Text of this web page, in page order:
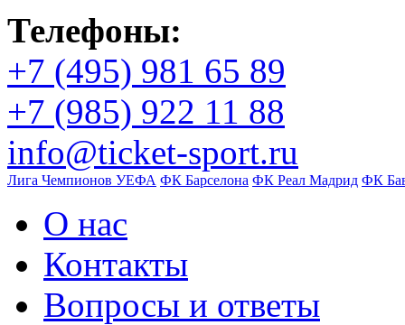
Телефоны:
+7 (495) 981 65 89
+7 (985) 922 11 88
info@ticket-sport.ru
Лига Чемпионов УЕФА ФК Барселона ФК Реал Мадрид ФК
О нас
Контакты
Вопросы и ответы